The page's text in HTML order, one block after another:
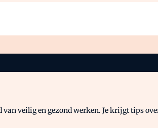
veilig en gezond werken. Je krijgt tips